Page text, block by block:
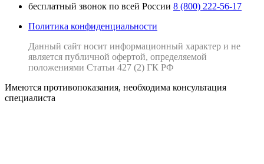
бесплатный звонок по всей России 8 (800) 222-56-17
Политика конфиденциальности
Данный сайт носит информационный характер и не
является публичной офертой, определяемой
положениями Статьи 427 (2) ГК РФ
Имеются противопоказания, необходима консультация
специалиста